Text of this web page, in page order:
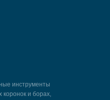
инструменты
и борах,